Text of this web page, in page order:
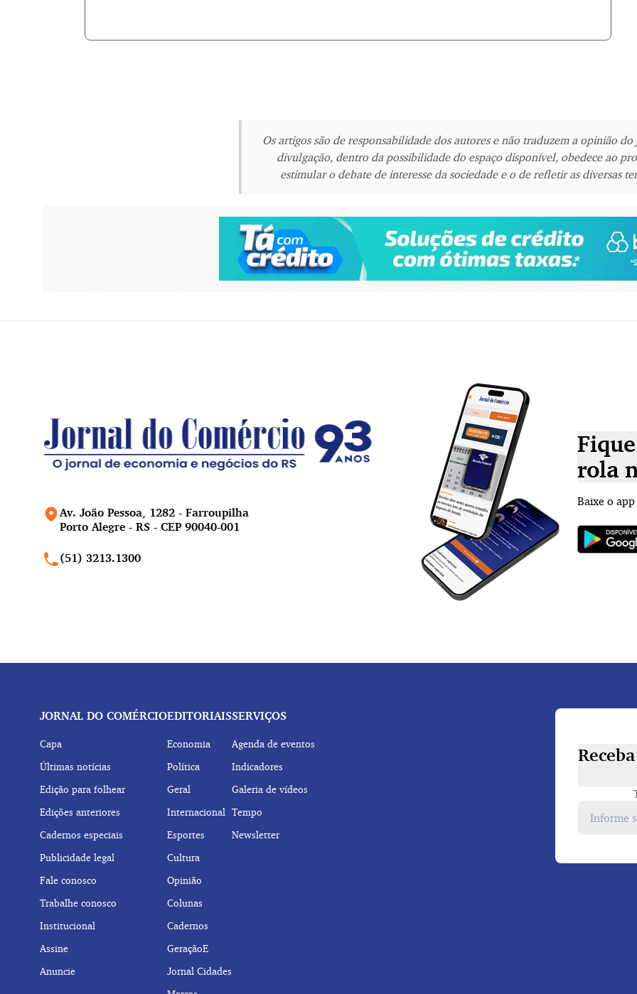
Os artigos são de responsabilidade dos autores e não traduzem a opinião do
divulgação, dentro da possibilidade do espaço disponível, obedece ao
estimular o debate de interesse da sociedade e o de refletir as diversas
Av. João Pessoa, 1282 - Farroupilha
Porto Alegre - RS - CEP 90040-001
(51) 3213.1300
rola
Baixe o
JORNAL DO COMÉRCIO
Capa
Últimas notícias
Edição para folhear
Edições anteriores
Cadernos especiais
Publicidade legal
Fale conosco
Trabalhe conosco
Institucional
Assine
Anuncie
EDITORIAIS
Economia
Política
Geral
Internacional
Esportes
Cultura
Opinião
Colunas
Cadernos
GeraçãoE
Jornal Cidades
SERVIÇOS
Agenda de eventos
Indicadores
Galeria de vídeos
Tempo
Newsletter